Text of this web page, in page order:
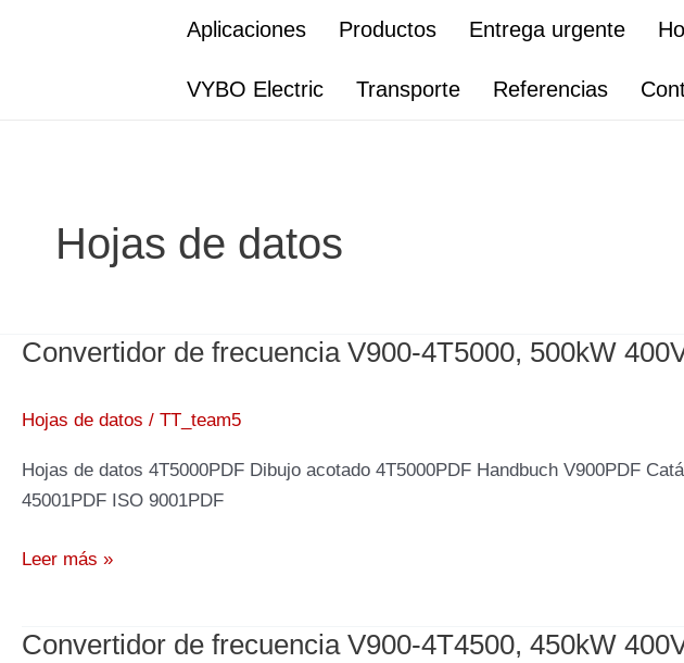
Aplicaciones Productos Entrega urgente
VYBO Electric Transporte Referencias
Hojas de datos
Convertidor de frecuencia V900-4T5000, 500kW
Hojas de datos / TT_team5
Hojas de datos 4T5000PDF Dibujo acotado 4T5000PDF Handbuch V900PDF
45001PDF ISO 9001PDF
Convertidor
V900-
Leer más »
Convertidor de frecuencia V900-4T4500, 450kW